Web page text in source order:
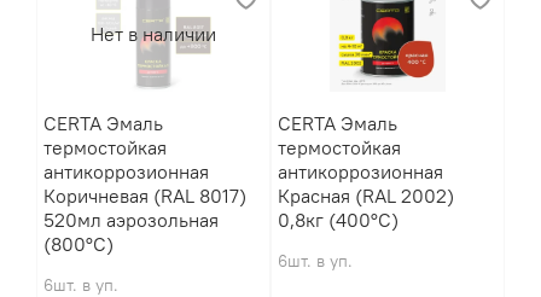
Нет в наличии
CERTA Эмаль
термостойкая
антикоррозионная
Коричневая (RAL 8017)
520мл аэрозольная
(800°С)
6шт. в уп.
CERTA Эмаль
термостойкая
антикоррозионная
Красная (RAL 2002)
0,8кг (400°С)
6шт. в уп.